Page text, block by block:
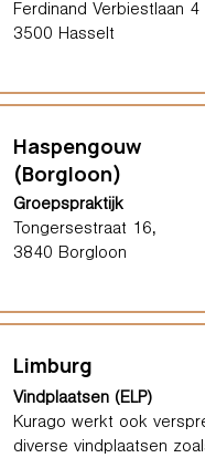
Ferdinand Verbiestlaan 4
3500 Hasselt
Haspengouw
(Borgloon)
Groepspraktijk
Tongersestraat 16,
3840 Borgloon
Limburg
Vindplaatsen (ELP)
Kurago werkt ook
diverse vindplaatsen